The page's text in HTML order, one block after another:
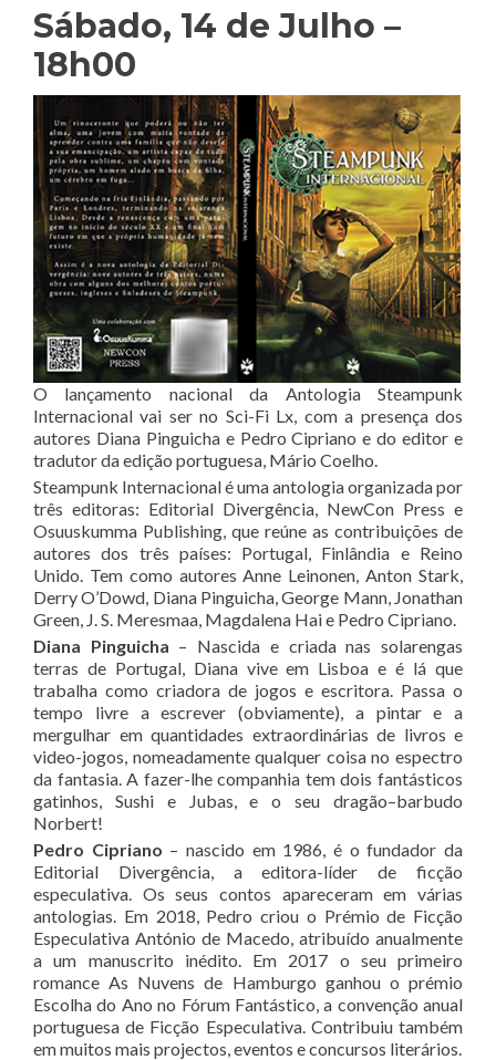
Sábado, 14 de Julho –
18h00
O lançamento nacional da Antologia Steampunk
Internacional vai ser no Sci-Fi Lx, com a presença dos
autores Diana Pinguicha e Pedro Cipriano e do editor e
tradutor da edição portuguesa, Mário Coelho.
Steampunk Internacional é uma antologia organizada por
três editoras: Editorial Divergência, NewCon Press e
Osuuskumma Publishing, que reúne as contribuições de
autores dos três países: Portugal, Finlândia e Reino
Unido. Tem como autores Anne Leinonen, Anton Stark,
Derry O’Dowd, Diana Pinguicha, George Mann, Jonathan
Green, J. S. Meresmaa, Magdalena Hai e Pedro Cipriano.
Diana Pinguicha – Nascida e criada nas solarengas
terras de Portugal, Diana vive em Lisboa e é lá que
trabalha como criadora de jogos e escritora. Passa o
tempo livre a escrever (obviamente), a pintar e a
mergulhar em quantidades extraordinárias de livros e
video-jogos, nomeadamente qualquer coisa no espectro
da fantasia. A fazer-lhe companhia tem dois fantásticos
gatinhos, Sushi e Jubas, e o seu dragão–barbudo
Norbert!
Pedro Cipriano – nascido em 1986, é o fundador da
Editorial Divergência, a editora-líder de ficção
especulativa. Os seus contos apareceram em várias
antologias. Em 2018, Pedro criou o Prémio de Ficção
Especulativa António de Macedo, atribuído anualmente
a um manuscrito inédito. Em 2017 o seu primeiro
romance As Nuvens de Hamburgo ganhou o prémio
Escolha do Ano no Fórum Fantástico, a convenção anual
portuguesa de Ficção Especulativa. Contribuiu também
em muitos mais projectos, eventos e concursos literários.